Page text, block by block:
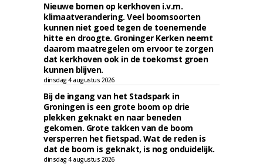
Nieuwe bomen op kerkhoven i.v.m.
klimaatverandering. Veel boomsoorten
kunnen niet goed tegen de toenemende
hitte en droogte. Groninger Kerken neemt
daarom maatregelen om ervoor te zorgen
dat kerkhoven ook in de toekomst groen
kunnen blijven.
dinsdag 4 augustus 2026
Bij de ingang van het Stadspark in
Groningen is een grote boom op drie
plekken geknakt en naar beneden
gekomen. Grote takken van de boom
versperren het fietspad. Wat de reden is
dat de boom is geknakt, is nog onduidelijk.
dinsdag 4 augustus 2026